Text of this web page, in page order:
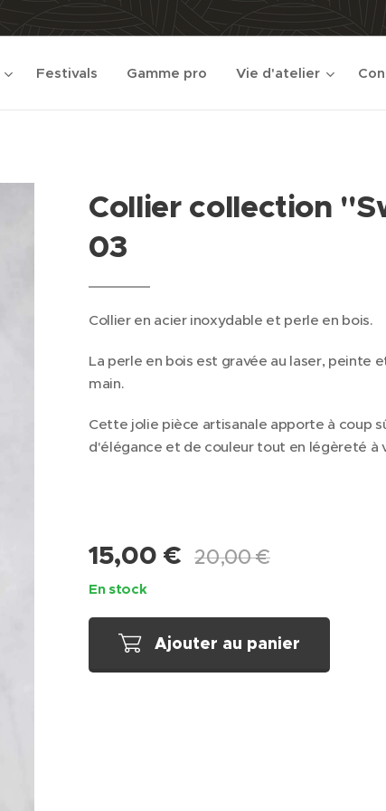
Festivals Gamme pro Vie d'atelier
Collier collection
03
Collier en acier inoxydable et perle en bois.
La perle en bois est gravée au laser, peinte
main.
Cette jolie pièce artisanale apporte à coup
d'élégance et de couleur tout en légèreté à
15,00 € 20,00€
En stock
Ajouter au panier